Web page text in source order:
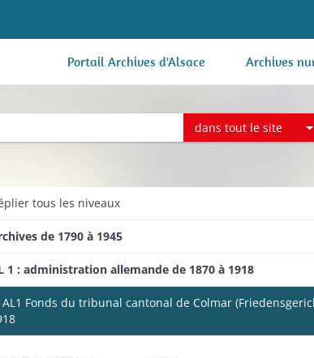
Portail Archives d'Alsace Archives
dans tout le site
tous les niveaux
de 1790 à 1945
1 : administration allemande de 1870 à 1918
Fonds du tribunal cantonal de Colmar